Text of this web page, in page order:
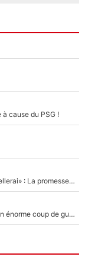
cause du PSG !
Mercato - OM - «Dès que je prends un club, je t’appellerai» : La promesse de Marcelino au moment de claquer la porte
Victime de racisme contre Murray, Kyrgios pousse un énorme coup de gueule !